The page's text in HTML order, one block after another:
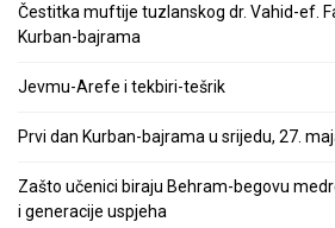
Čestitka muftije tuzlanskog dr. Vahid-ef.
Kurban-bajrama
Jevmu-Arefe i tekbiri-tešrik
Prvi dan Kurban-bajrama u srijedu, 27.
Zašto učenici biraju Behram-begovu
i generacije uspjeha